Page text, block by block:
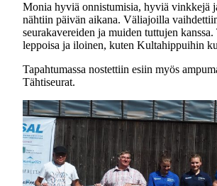
Monia hyviä onnistumisia, hyviä vinkkejä
nähtiin päivän aikana. Väliajoilla
seurakavereiden ja muiden tuttujen
leppoisa ja iloinen, kuten Kultahippuihin
Tapahtumassa nostettiin esiin myös
Tähtiseurat.